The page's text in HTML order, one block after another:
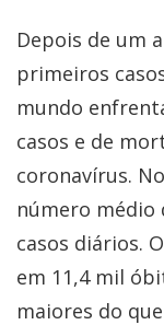
Depois de um
primeiros
mundo
casos e de
coronavírus.
número médio
casos diários.
em 11,4 mil
maiores do